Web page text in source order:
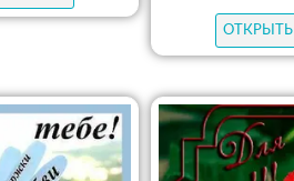
ОТКРЫТЬ